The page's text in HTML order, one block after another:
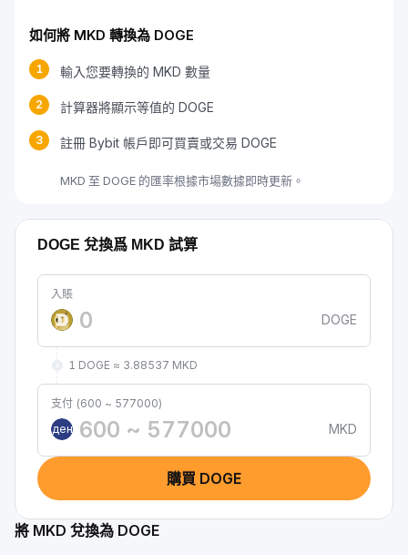
如何將 MKD 轉換為 DOGE
1 輸入您要轉換的 MKD 數量
2 計算器將顯示等值的 DOGE
3 註冊 Bybit 帳戶即可買賣或交易 DOGE
MKD 至 DOGE 的匯率根據市場數據即時更新。
DOGE 兌換爲 MKD 試算
入賬
DOGE
1 DOGE ≈ 3.88537 MKD
支付 (600 ~ 577000)
ден
MKD
購買 DOGE
將 MKD 兌換為 DOGE